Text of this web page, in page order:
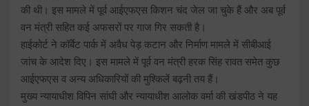
की थी। इस मामले में पूर्व आईएफएस किशन चंद जेल जा चुके हैं और अब पूर्व
वन मंत्री सहित कई अफसरों पर गाज गिर सकती है।
हाईकोर्ट ने कॉर्बेट पार्क में अवैध पेड़ कटान और निर्माण मामले में सीबीआई
जांच के आदेश दिए। इस मामले में पूर्व वन मंत्री हरक सिंह रावत समेत कुछ
आईएफएस व अन्य अधिकारियों की मुश्किलें बढ़नी तय हैं।
मुख्य न्यायाधीश विपिन सांघी और न्यायाधीश आलोक वर्मा की खंडपीठ ने यह